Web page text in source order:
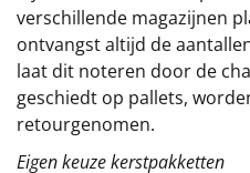
verschillende magazijnen
ontvangst altijd de
laat dit noteren door de
geschiedt op pallets,
retourgenomen.
Eigen keuze kerstpakketten